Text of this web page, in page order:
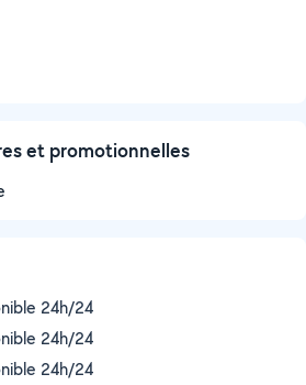
et promotionnelles
24h/24
24h/24
24h/24